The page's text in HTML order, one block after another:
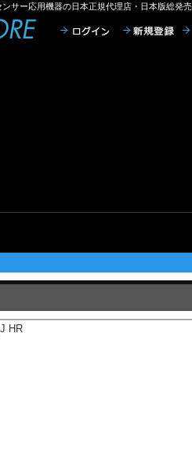
サー応用機器の日本正規代理店・日本版総発